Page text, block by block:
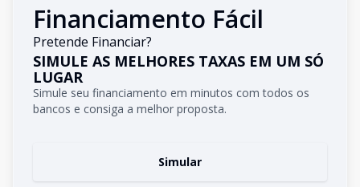
Financiamento Fácil
Pretende Financiar?
SIMULE AS MELHORES TAXAS EM UM SÓ
LUGAR
Simule seu financiamento em minutos com todos os
bancos e consiga a melhor proposta.
Simular